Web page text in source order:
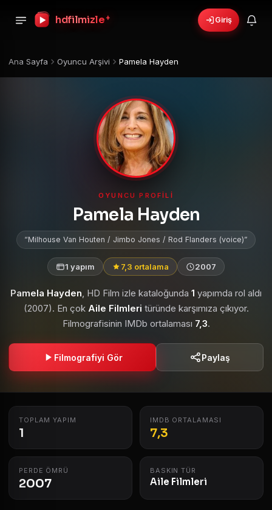
hdfilmizle + Giriş
Ana Sayfa Oyuncu Arşivi Pamela Hayden
OYUNCU PROFILI
Pamela Hayden
Milhouse Van Houten / Jimbo Jones / Rod Flanders (voice)
1 yapım 7,3 ortalama 2007
Pamela Hayden, HD Film izle kataloğunda 1 yapımda rol aldı
(2007). En çok Aile Filmleri türünde karşımıza çıkıyor.
Filmografisinin IMDb ortalaması 7,3.
Filmografiyi Gör Paylaş
TOPLAM YAPIM
1
IMDB ORTALAMASI
7,3
PERDE ÖMRÜ
2007
BASKIN TÜR
Aile Filmleri